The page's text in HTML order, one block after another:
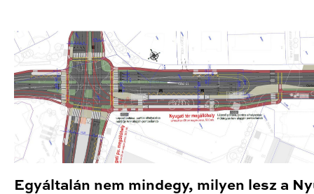
Egyáltalán nem mindegy, milyen lesz a